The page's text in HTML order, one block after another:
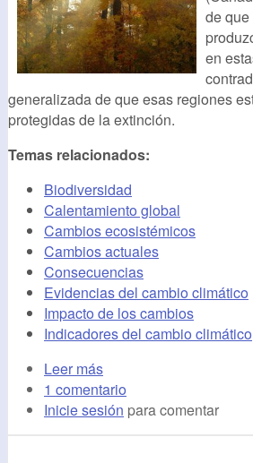
de
en
generalizada de que esas regiones
protegidas de la extinción.
Temas relacionados:
Biodiversidad
Calentamiento global
Cambios ecosistémicos
Cambios actuales
Consecuencias
Evidencias del cambio climático
Impacto de los cambios
Indicadores del cambio climático
Leer más
1 comentario
Inicie sesión para comentar